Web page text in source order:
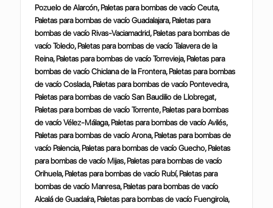
Pozuelo de Alarcón, Paletas para bombas de vacío Ceuta,
Paletas para bombas de vacío Guadalajara, Paletas para
bombas de vacío Rivas-Vaciamadrid, Paletas para bombas de
vacío Toledo, Paletas para bombas de vacío Talavera de la
Reina, Paletas para bombas de vacío Torrevieja, Paletas para
bombas de vacío Chiclana de la Frontera, Paletas para bombas
de vacío Coslada, Paletas para bombas de vacío Pontevedra,
Paletas para bombas de vacío San Baudilio de Llobregat,
Paletas para bombas de vacío Torrente, Paletas para bombas
de vacío Vélez-Málaga, Paletas para bombas de vacío Avilés,
Paletas para bombas de vacío Arona, Paletas para bombas de
vacío Palencia, Paletas para bombas de vacío Guecho, Paletas
para bombas de vacío Mijas, Paletas para bombas de vacío
Orihuela, Paletas para bombas de vacío Rubí, Paletas para
bombas de vacío Manresa, Paletas para bombas de vacío
Alcalá de Guadaíra, Paletas para bombas de vacío Fuengirola,